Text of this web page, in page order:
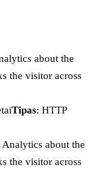
about the
the visitor across
Tipas: HTTP
about the
the visitor across